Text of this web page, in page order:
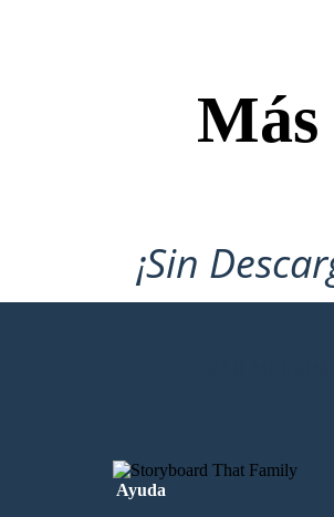
¡Sin
Ayuda